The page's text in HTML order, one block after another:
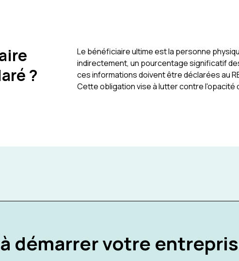
?
Le bénéficiaire ultime est la personne
indirectement, un pourcentage significatif
ces informations doivent être déclarées au
Cette obligation vise à lutter contre l'opacité
démarrer votre